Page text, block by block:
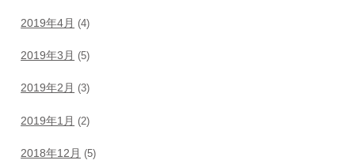
2019年4月 (4)
2019年3月 (5)
2019年2月 (3)
2019年1月 (2)
2018年12月 (5)